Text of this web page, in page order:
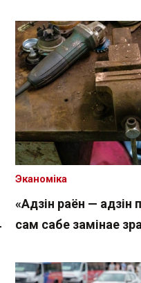
«Адзін раён — адзін
сам сабе замінае
Эканоміка